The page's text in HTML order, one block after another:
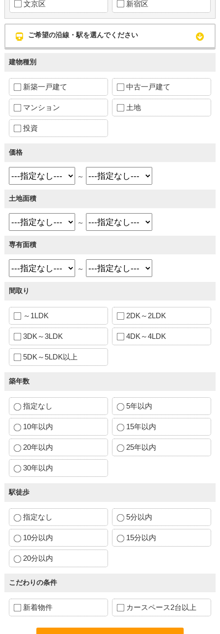
文京区 新宿区
ご希望の沿線・駅を選んでください
建物種別
新築一戸建て 中古一戸建て
マンション 土地
投資
価格
～
土地面積
～
専有面積
～
間取り
～1LDK 2DK～2LDK
3DK～3LDK 4DK～4LDK
5DK～5LDK以上
築年数
指定なし 5年以内
10年以内 15年以内
20年以内 25年以内
30年以内
駅徒歩
指定なし 5分以内
10分以内 15分以内
20分以内
こだわりの条件
新着物件 カースペース2台以上